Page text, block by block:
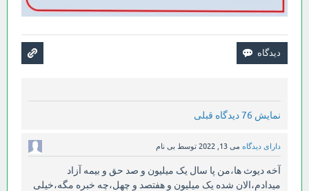
نمایش 76 دیدگاه قبلی
دارای دیدگاه می 13, 2022 توسط بی نام
آخه دیوث ها،من پا سال یک میلیون و صد حق و بیمه آزاد
میدادم،الان شده یک میلیون و هفتصد و چهل،چه خبره مگه،خیلی